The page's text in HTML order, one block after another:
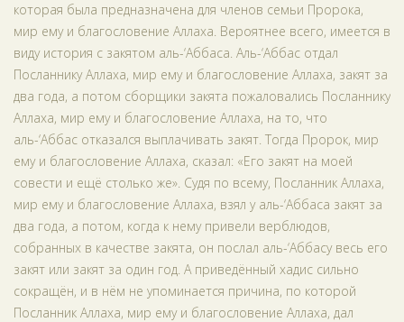
которая была предназначена для членов семьи Пророка,
мир ему и благословение Аллаха. Вероятнее всего, имеется в
виду история с закятом аль-‘Аббаса. Аль-‘Аббас отдал
Посланнику Аллаха, мир ему и благословение Аллаха, закят за
два года, а потом сборщики закята пожаловались Посланнику
Аллаха, мир ему и благословение Аллаха, на то, что
аль-‘Аббас отказался выплачивать закят. Тогда Пророк, мир
ему и благословение Аллаха, сказал: «Его закят на моей
совести и ещё столько же». Судя по всему, Посланник Аллаха,
мир ему и благословение Аллаха, взял у аль-‘Аббаса закят за
два года, а потом, когда к нему привели верблюдов,
собранных в качестве закята, он послал аль-‘Аббасу весь его
закят или закят за один год. А приведённый хадис сильно
сокращён, и в нём не упоминается причина, по которой
Посланник Аллаха, мир ему и благословение Аллаха, дал